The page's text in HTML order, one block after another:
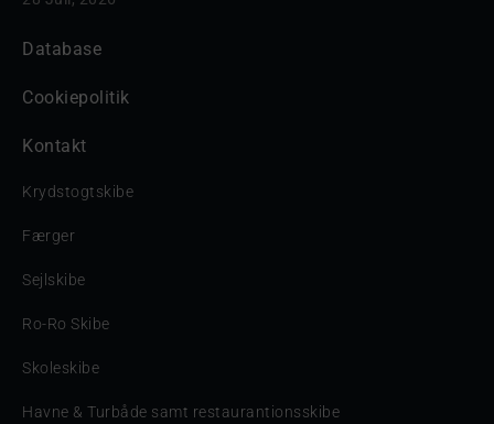
Database
Cookiepolitik
Kontakt
Krydstogtskibe
Færger
Sejlskibe
Ro-Ro Skibe
Skoleskibe
Havne & Turbåde samt restaurantionsskibe